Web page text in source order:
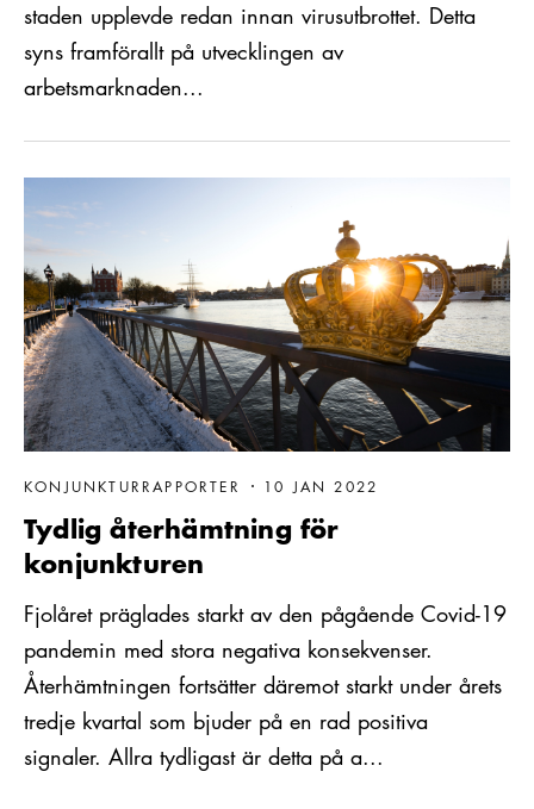
staden upplevde redan innan virusutbrottet. Detta
syns framförallt på utvecklingen av
arbetsmarknaden...
KONJUNKTURRAPPORTER 10 JAN 2022
Tydlig återhämtning för
konjunkturen
Fjolåret präglades starkt av den pågående Covid-19
pandemin med stora negativa konsekvenser.
Återhämtningen fortsätter däremot starkt under årets
tredje kvartal som bjuder på en rad positiva
signaler. Allra tydligast är detta på a...
Läs mer om Tydlig återhämtning för konjunkturen